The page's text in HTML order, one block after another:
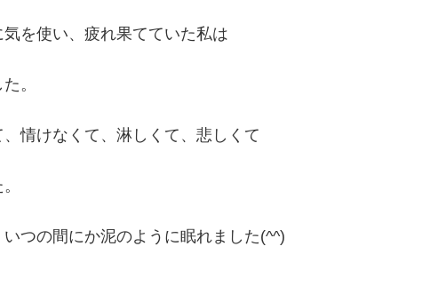
を使い、疲れ果てていた私は
。
情けなくて、淋しくて、悲しくて
つの間にか泥のように眠れました(^^)